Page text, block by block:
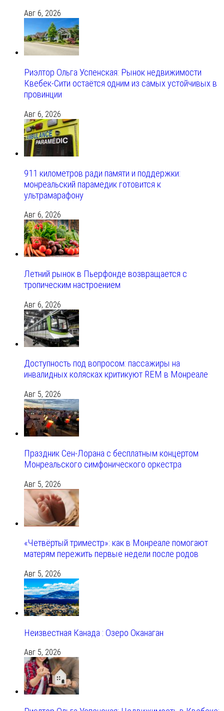
Авг 6, 2026
Риэлтор Ольга Успенская: Рынок недвижимости
Квебек-Сити остаётся одним из самых устойчивых в
провинции
Авг 6, 2026
911 километров ради памяти и поддержки:
монреальский парамедик готовится к
ультрамарафону
Авг 6, 2026
Летний рынок в Пьерфонде возвращается с
тропическим настроением
Авг 6, 2026
Доступность под вопросом: пассажиры на
инвалидных колясках критикуют REM в Монреале
Авг 5, 2026
Праздник Сен-Лорана с бесплатным концертом
Монреальского симфонического оркестра
Авг 5, 2026
«Четвёртый триместр»: как в Монреале помогают
матерям пережить первые недели после родов
Авг 5, 2026
Неизвестная Канада : Озеро Оканаган
Авг 5, 2026